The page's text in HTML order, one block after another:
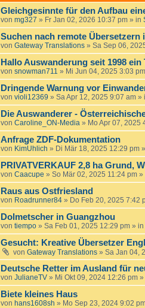
Gleichgesinnte für den Aufbau
von mg327 » Fr Jan 02, 2026 10:37 pm » in
Suchen nach remote
von Gateway Translations » Sa Sep 06,
Hallo Auswanderung seit 1998 ein
von snowman711 » Mi Jun 04, 2025 3:03 pm
Dringende Warnung vor
von violi12369 » Sa Apr 12, 2025 9:07 am »
Die Auswanderer -
von Caroline_ON-Media » Mo Apr 07, 2025
Anfrage ZDF-Dokumentation
von KimUhlich » Di Mär 18, 2025 12:29 pm
PRIVATVERKAUF 2,8 ha Grund,
von Caacupe » So Mär 02, 2025 11:24 pm »
Raus aus Ostfriesland
von Roadrunner84 » Do Feb 20, 2025 7:42
Dolmetscher in Guangzhou
von tiempo » Sa Feb 01, 2025 12:29 pm » in
Gesucht: Kreative Übersetzer
von Gateway Translations » Sa Jan 04,
Deutsche Retter im Ausland für
von JulianeTV » Mi Okt 09, 2024 12:26 pm »
Biete kleines Haus
von hans1608sh » Mo Sep 23, 2024 9:02